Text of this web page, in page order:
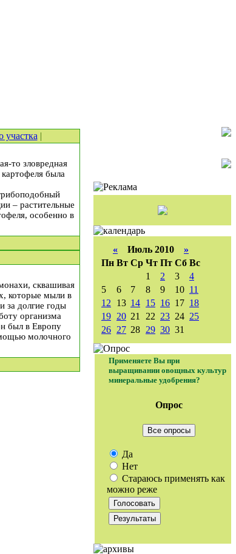
участка |
то зловредная
была
– растительные
особенно в
сквашивая
которые мыли в
за долгие годы
организма
был в Европу
молочного
« Июль 2010 »
Пн Вт Ср Чт Пт Сб Вс
1
2 3
4
5
6 7 8 9 10 11
12
13 14 15 16 17 18
19 20 21 22 23 24 25
26 27 28 29 30 31
Применяете Вы при
выращивании овощных культур
минеральные удобрения?
Опрос
Все опросы
Да
Нет
Стараюсь применять как
можно реже